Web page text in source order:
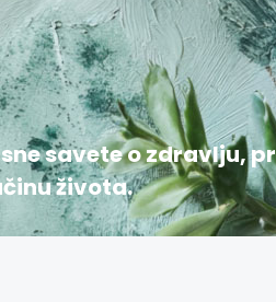
savete o zdravlju,
života.